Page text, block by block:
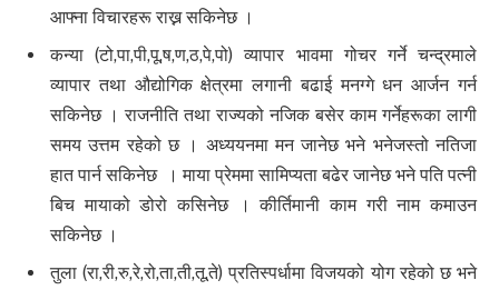
आफ्ना विचारहरू राख्न सकिनेछ ।
कन्या (टो,पा,पी,पू,ष,ण,ठ,पे,पो) व्यापार भावमा गोचर गर्ने चन्द्रमाले
व्यापार तथा औद्योगिक क्षेत्रमा लगानी बढाई मनग्गे धन आर्जन गर्न
सकिनेछ । राजनीति तथा राज्यको नजिक बसेर काम गर्नेहरूका लागी
समय उत्तम रहेको छ । अध्ययनमा मन जानेछ भने भनेजस्तो नतिजा
हात पार्न सकिनेछ । माया प्रेममा सामिप्यता बढेर जानेछ भने पति पत्नी
बिच मायाको डोरो कसिनेछ । कीर्तिमानी काम गरी नाम कमाउन
सकिनेछ ।
तुला (रा,री,रु,रे,रो,ता,ती,तू,ते) प्रतिस्पर्धामा विजयको योग रहेको छ भने